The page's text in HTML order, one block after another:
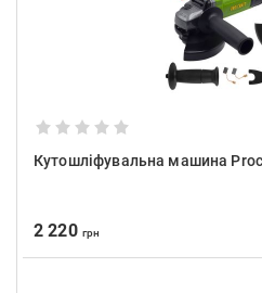
Кутошліфувальна машина
2 220 грн